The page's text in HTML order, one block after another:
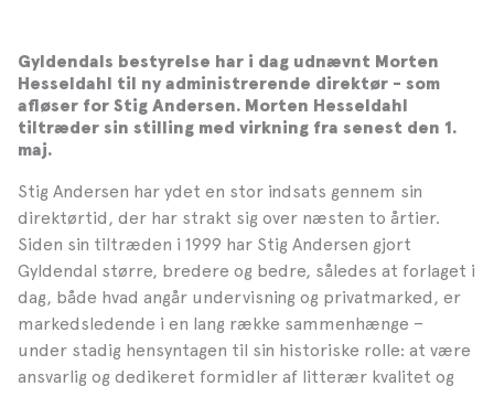
Gyldendals bestyrelse har i dag udnævnt Morten
Hesseldahl til ny administrerende direktør - som
afløser for Stig Andersen. Morten Hesseldahl
tiltræder sin stilling med virkning fra senest den 1.
maj.
Stig Andersen har ydet en stor indsats gennem sin
direktørtid, der har strakt sig over næsten to årtier.
Siden sin tiltræden i 1999 har Stig Andersen gjort
Gyldendal større, bredere og bedre, således at forlaget i
dag, både hvad angår undervisning og privatmarked, er
markedsledende i en lang række sammenhænge –
under stadig hensyntagen til sin historiske rolle: at være
ansvarlig og dedikeret formidler af litterær kvalitet og